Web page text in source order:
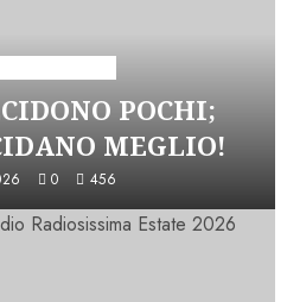
POCHI;
MEGLIO!
0 456